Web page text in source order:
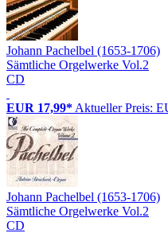
Johann Pachelbel (1653-1706)
Sämtliche Orgelwerke Vol.2
CD
EUR 17,99* Aktueller Preis:
Johann Pachelbel (1653-1706)
Sämtliche Orgelwerke Vol.2
CD